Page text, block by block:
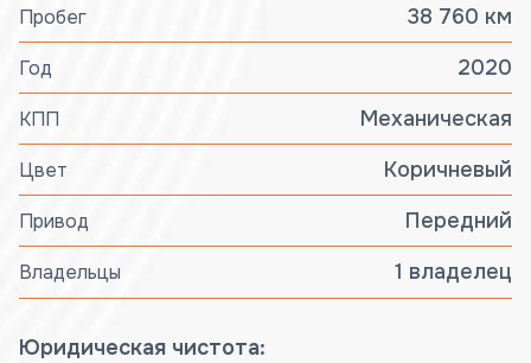
Пробег 38 760 км
Год 2020
КПП Механическая
Цвет Коричневый
Привод Передний
Владельцы 1 владелец
Юридическая чистота: